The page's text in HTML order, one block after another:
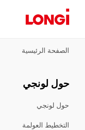
الصفحة الرئيسية
حول لونجي
حول لونجي
التخطيط العولمة